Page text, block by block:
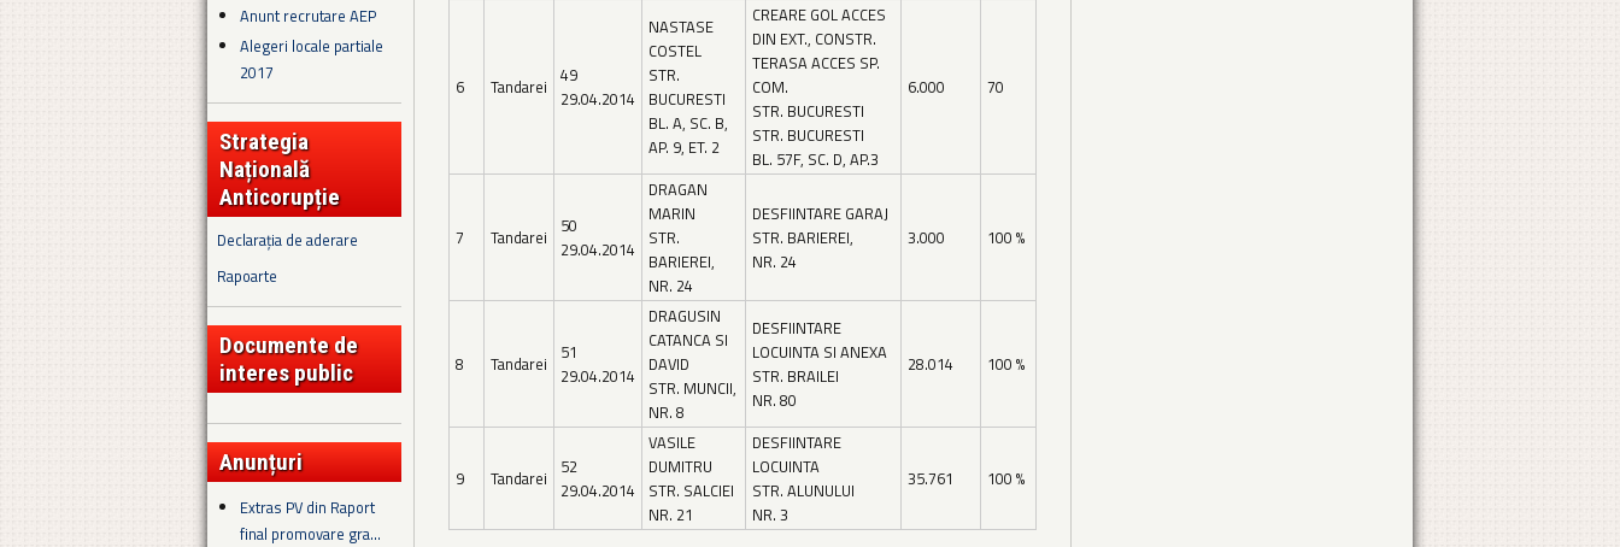
Anunt recrutare AEP
Alegeri locale partiale
2017
Strategia
Națională
Anticorupție
Declarația de aderare
Rapoarte
Documente de
interes public
Anunțuri
Extras PV din Raport
final promovare gra...
6 Tandarei 49
29.04.2014
NASTASE
COSTEL
STR.
BUCURESTI
BL. A, SC. B,
AP. 9, ET. 2
CREARE GOL ACCES
DIN EXT., CONSTR.
TERASA ACCES SP.
COM.
STR. BUCURESTI
STR. BUCURESTI
BL. 57F, SC. D, AP.3
6.000 70
7 Tandarei
50
29.04.2014
DRAGAN
MARIN
STR.
BARIEREI,
NR. 24
DESFIINTARE GARAJ
STR. BARIEREI,
NR. 24
3.000 100 %
8 Tandarei
51
29.04.2014
DRAGUSIN
CATANCA SI
DAVID
STR. MUNCII,
NR. 8
DESFIINTARE
LOCUINTA SI ANEXA
STR. BRAILEI
NR. 80
28.014 100 %
9 Tandarei
52
29.04.2014
VASILE
DUMITRU
STR. SALCIEI
NR. 21
DESFIINTARE
LOCUINTA
STR. ALUNULUI
NR. 3
35.761 100 %